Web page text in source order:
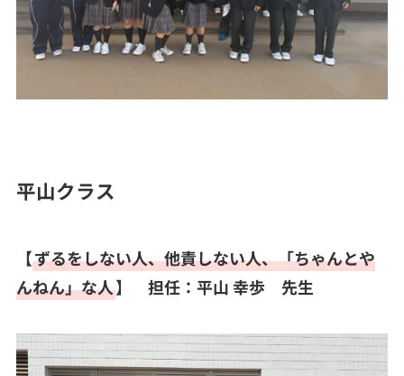
平山クラス
【ずるをしない人、他責しない人、「ちゃんとや
んねん」な人】 担任：平山 幸歩 先生